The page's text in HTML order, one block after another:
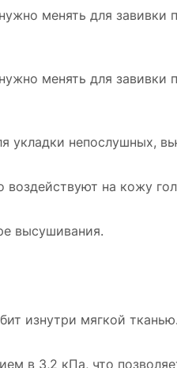
менять для завивки
менять для завивки
укладки непослушных,
на кожу
высушивания.
изнутри мягкой тканью.
в 3,2 кПа, что